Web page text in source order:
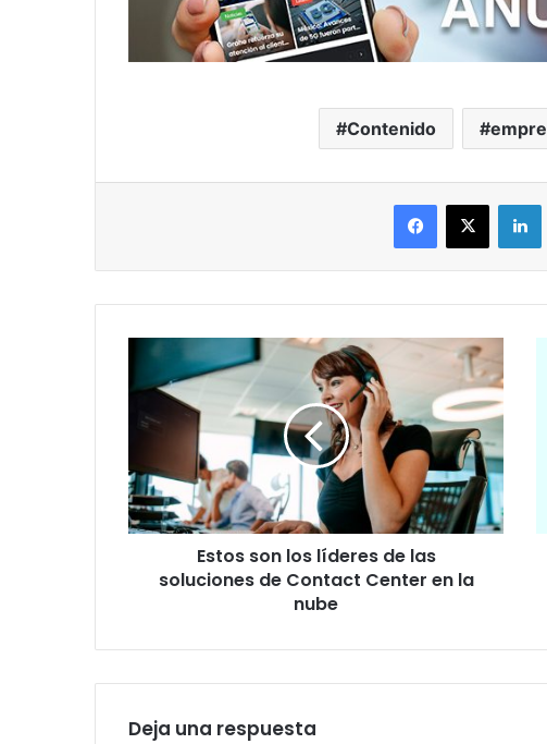
Contenido
Facebook
X
Estos
los
líderes
soluciones
de
Contact
Estos son los líderes de las
soluciones de Contact Center en la
nube
Deja una respuesta